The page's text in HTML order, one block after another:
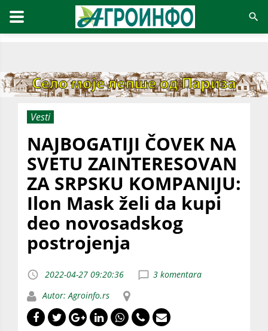
Vesti
NAJBOGATIJI ČOVEK NA
SVETU ZAINTERESOVAN
ZA SRPSKU KOMPANIJU:
Ilon Mask želi da kupi
deo novosadskog
postrojenja
2022-04-27 09:20:36
3 komentara
Autor: Agroinfo.rs